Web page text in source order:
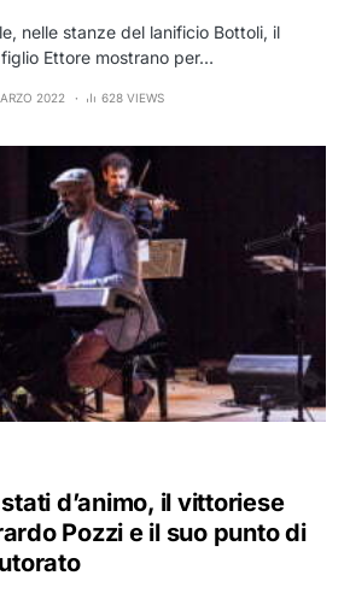
nelle stanze del lanificio Bottoli, il
Ettore mostrano per…
2022 628 VIEWS
d’animo, il vittoriese
Pozzi e il suo punto di